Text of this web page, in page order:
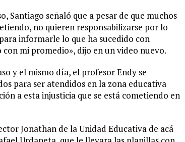
Santiago señaló que a pesar de que muchos
no quieren responsabilizarse por lo
informarle lo que ha sucedido con
mi promedio», dijo en un video nuevo.
y el mismo día, el profesor Endy se
para ser atendidos en la zona educativa
a esta injusticia que se está cometiendo en
Jonathan de la Unidad Educativa de acá